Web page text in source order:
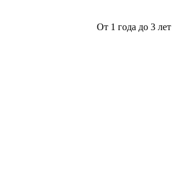
От 1 года до 3 лет